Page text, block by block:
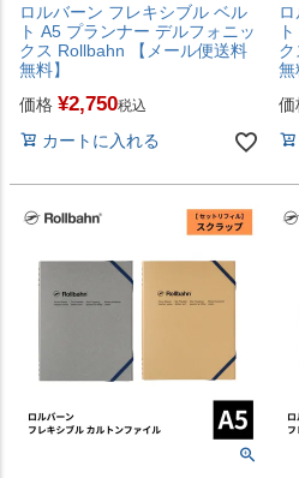
ロルバーン フレキシブル ベル
ト A5 プランナー デルフォニッ
クス Rollbahn 【メール便送料
無料】
価格 ¥2,750税込
カートに入れる
無
価